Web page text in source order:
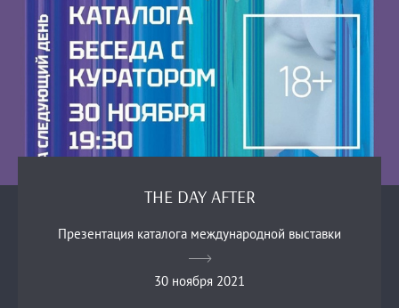
THE DAY AFTER
Презентация каталога международной выставки
30 ноября 2021